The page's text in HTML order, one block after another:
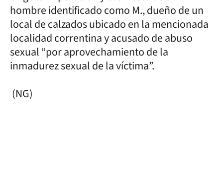
hombre identificado como M., dueño de un
local de calzados ubicado en la mencionada
localidad correntina y acusado de abuso
sexual “por aprovechamiento de la
inmadurez sexual de la víctima”.
(NG)